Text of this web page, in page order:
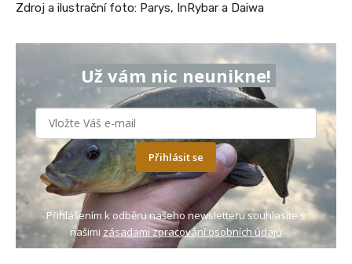
Zdroj a ilustrační foto: Parys, InRybar a Daiwa
Už vám nic neunikne!
Přihlásit se
Přihlášením k odběru našeho newsletteru souhlasíte s
našimi zásadami zpracování osobních údajů